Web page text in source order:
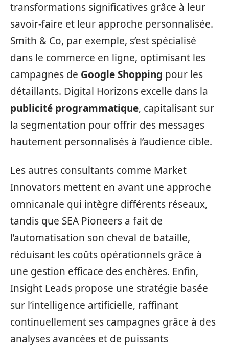
transformations significatives grâce à leur
savoir-faire et leur approche personnalisée.
Smith & Co, par exemple, s’est spécialisé
dans le commerce en ligne, optimisant les
campagnes de Google Shopping pour les
détaillants. Digital Horizons excelle dans la
publicité programmatique, capitalisant sur
la segmentation pour offrir des messages
hautement personnalisés à l’audience cible.
Les autres consultants comme Market
Innovators mettent en avant une approche
omnicanale qui intègre différents réseaux,
tandis que SEA Pioneers a fait de
l’automatisation son cheval de bataille,
réduisant les coûts opérationnels grâce à
une gestion efficace des enchères. Enfin,
Insight Leads propose une stratégie basée
sur l’intelligence artificielle, raffinant
continuellement ses campagnes grâce à des
analyses avancées et de puissants